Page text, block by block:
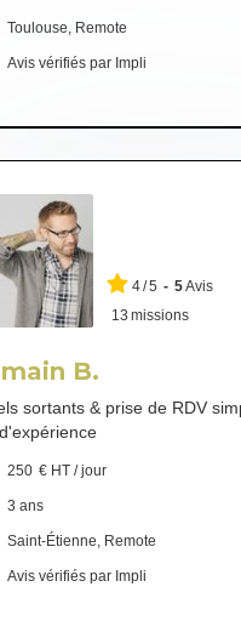
Toulouse, Remote
Avis vérifiés par Impli
4/5 - 5Avis
13 missions
B.
sortants & prise de RDV
250 € HT / jour
3 ans
Saint-Étienne, Remote
Avis vérifiés par Impli